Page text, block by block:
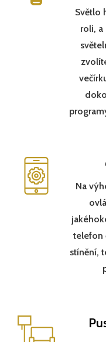
Světlo
roli, a
Na
telefon
stínění,